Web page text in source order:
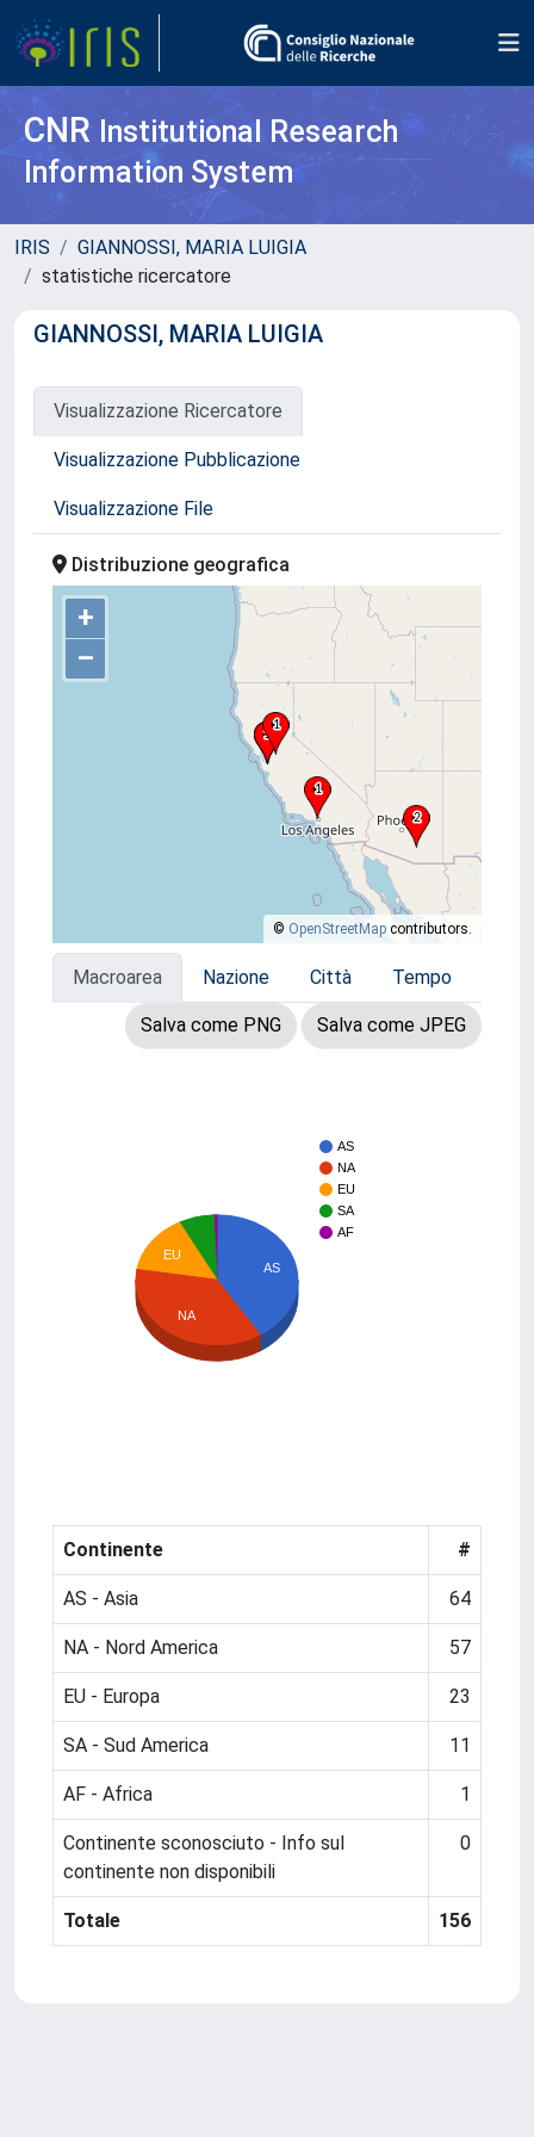
CNR Institutional Research
Information System
IRIS
GIANNOSSI, MARIA LUIGIA
statistiche ricercatore
GIANNOSSI, MARIA LUIGIA
Visualizzazione Ricercatore
Visualizzazione Pubblicazione
Visualizzazione File
Distribuzione geografica
+
–
© OpenStreetMap contributors.
Macroarea Nazione Città Tempo
Salva come PNG Salva come JPEG
AS
NA
EU
SA
AF
AS
EU
NA
Continente #
AS - Asia 64
NA - Nord America 57
EU - Europa 23
SA - Sud America 11
AF - Africa 1
Continente sconosciuto - Info sul
continente non disponibili
0
Totale 156